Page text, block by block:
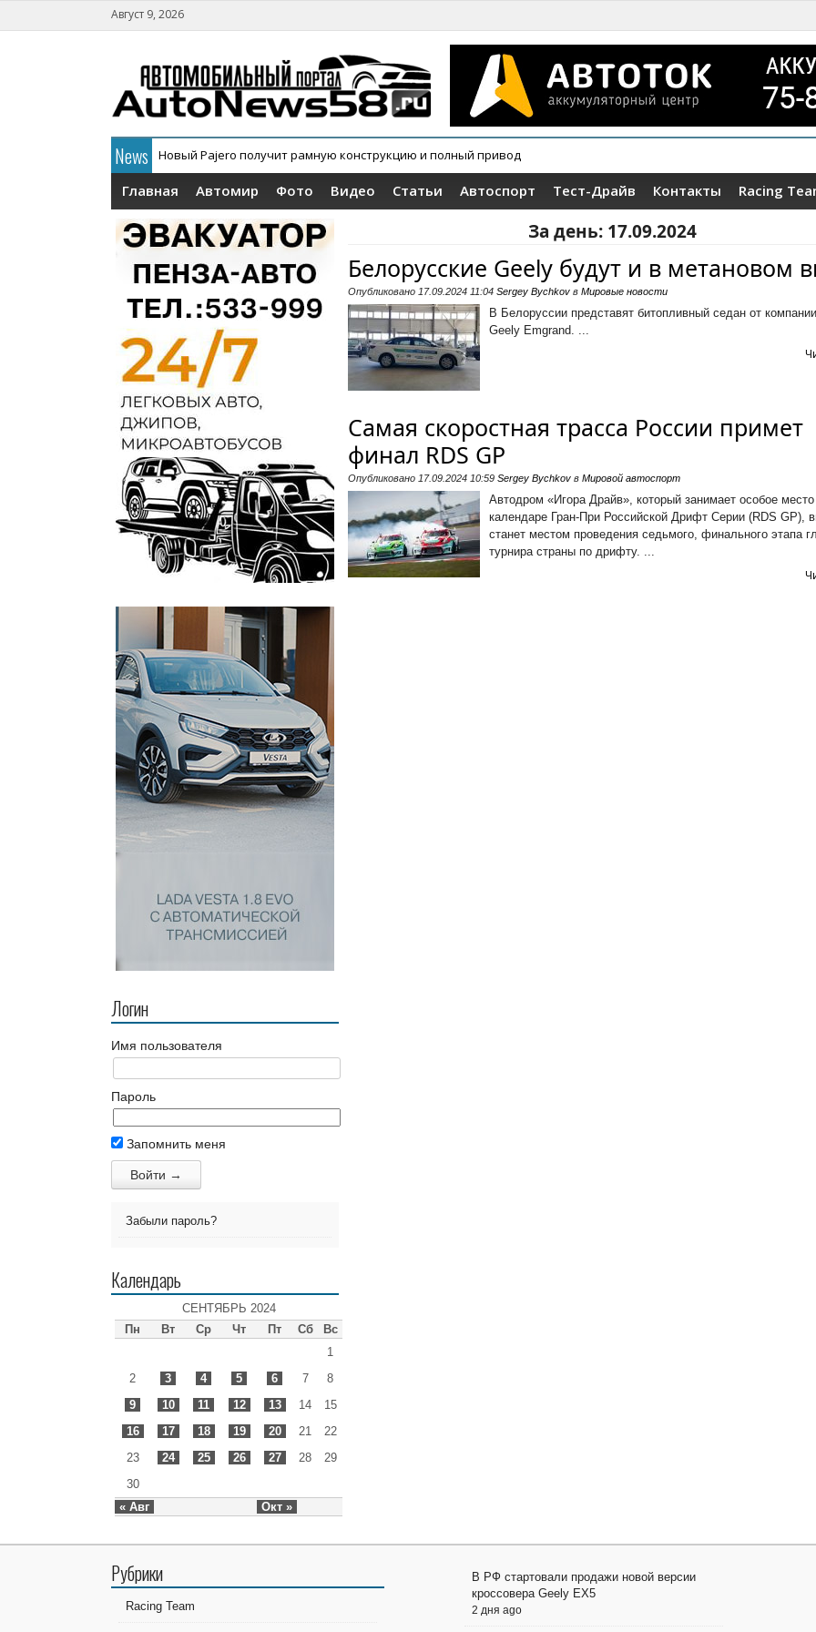
Август 9, 2026
News Новый Pajero получит рамную конструкцию и полный привод
Главная Автомир Фото Видео Статьи Автоспорт Тест-Драйв Контакты Racing
Логин
Имя пользователя
Пароль
Запомнить меня
Забыли пароль?
Календарь
СЕНТЯБРЬ 2024
Пн
Вт Ср Чт Пт Сб Вс
« Авг Окт »
1
2
3 4 5 6 7
8
9
10 11 12 13 14
15
16
17 18 19 20 21
22
23
24 25 26 27 28
29
30
За день: 17.09.2024
Белорусские Geely будут и в метановом
Опубликовано 17.09.2024 11:04 Sergey Bychkov в Мировые новости
В Белоруссии представят битопливный седан от
Geely Emgrand. ...
Самая скоростная трасса России примет
финал RDS GP
Опубликовано 17.09.2024 10:59 Sergey Bychkov в Мировой автоспорт
Автодром «Игора Драйв», который занимает особое
календаре Гран-При Российской Дрифт Серии (RDS GP),
станет местом проведения седьмого, финального этапа
турнира страны по дрифту. ...
Рубрики
Racing Team
В РФ стартовали продажи новой версии
кроссовера Geely EX5
2 дня ago